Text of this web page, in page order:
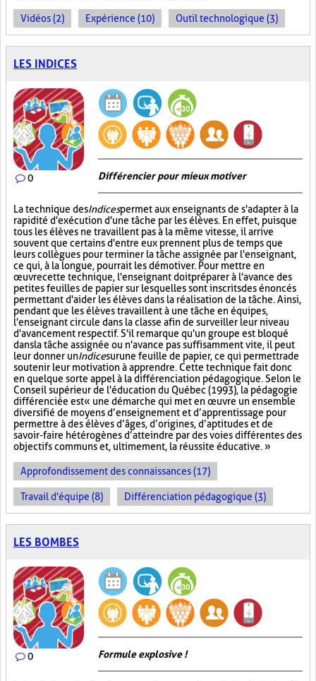
Vidéos (2) Expérience (10) Outil technologique (3)
LES INDICES
0 Différencier pour mieux motiver
La technique desIndicespermet aux enseignants de s'adapter à la
rapidité d'exécution d'une tâche par les élèves. En effet, puisque
tous les élèves ne travaillent pas à la même vitesse, il arrive
souvent que certains d'entre eux prennent plus de temps que
leurs collègues pour terminer la tâche assignée par l'enseignant,
ce qui, à la longue, pourrait les démotiver. Pour mettre en
œuvre cette technique, l'enseignant doit préparer à l'avance des
petites feuilles de papier sur lesquelles sont inscrits des énoncés
permettant d'aider les élèves dans la réalisation de la tâche. Ainsi,
pendant que les élèves travaillent à une tâche en équipes,
l'enseignant circule dans la classe afin de surveiller leur niveau
d'avancement respectif. S'il remarque qu'un groupe est bloqué
dans la tâche assignée ou n'avance pas suffisamment vite, il peut
leur donner unIndicesurune feuille de papier, ce qui permettra de
soutenir leur motivation à apprendre. Cette technique fait donc
en quelque sorte appel à la différenciation pédagogique. Selon le
Conseil supérieur de l'éducation du Québec (1993), la pédagogie
différenciée est « une démarche qui met en œuvre un ensemble
diversifié de moyens d’enseignement et d’apprentissage pour
permettre à des élèves d’âges, d’origines, d’aptitudes et de
savoir-faire hétérogènes d’atteindre par des voies différentes des
objectifs communs et, ultimement, la réussite éducative. »
Approfondissement des connaissances (17)
Travail d'équipe (8) Différenciation pédagogique (3)
LES BOMBES
0 Formule explosive !